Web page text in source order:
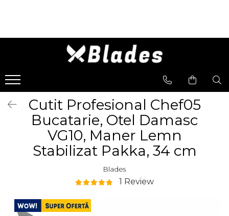
Cutite-Bushcraft
Cutite Bucatarie
Cutite Japoneze
Cutite Dezosat - Filetat
Cutite Profesionale
Satare Bucatarie
Satare Oase
Satare Camping
Unelte Cioplire
Seturi Unelte Cioplit
Lemn
Cutit Profesional Chef05
Bucatarie, Otel Damasc
VG10, Maner Lemn
Stabilizat Pakka, 34 cm
Blades
1 Review